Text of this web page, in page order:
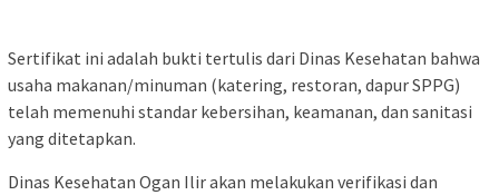
Sertifikat ini adalah bukti tertulis dari Dinas Kesehatan bahwa
usaha makanan/minuman (katering, restoran, dapur SPPG)
telah memenuhi standar kebersihan, keamanan, dan sanitasi
yang ditetapkan.
Dinas Kesehatan Ogan Ilir akan melakukan verifikasi dan